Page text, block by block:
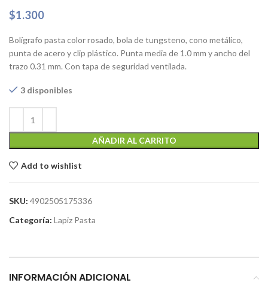
$1.300
Bolígrafo pasta color rosado, bola de tungsteno, cono metálico,
punta de acero y clip plástico. Punta media de 1.0 mm y ancho del
trazo 0.31 mm. Con tapa de seguridad ventilada.
3 disponibles
AÑADIR AL CARRITO
Add to wishlist
SKU: 4902505175336
Categoría: Lapiz Pasta
INFORMACIÓN ADICIONAL